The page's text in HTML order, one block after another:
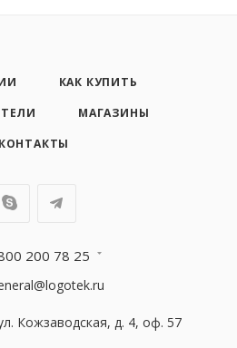
КАК КУПИТЬ
МАГАЗИНЫ
КОНТАКТЫ
200 78 25
Кожзаводская, д. 4, оф. 57